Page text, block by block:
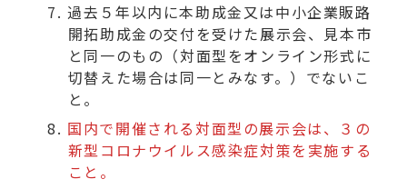
過去５年以内に本助成金又は中小企業販路
開拓助成金の交付を受けた展示会、見本市
と同一のもの（対面型をオンライン形式に
切替えた場合は同一とみなす。）でないこ
と。
国内で開催される対面型の展示会は、３の
新型コロナウイルス感染症対策を実施する
こと。